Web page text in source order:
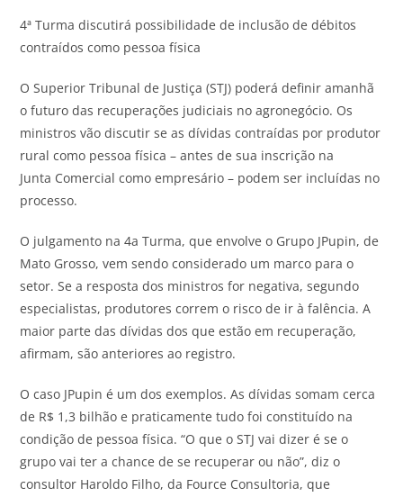
4ª Turma discutirá possibilidade de inclusão de débitos
contraídos como pessoa física
O Superior Tribunal de Justiça (STJ) poderá definir amanhã
o futuro das recuperações judiciais no agronegócio. Os
ministros vão discutir se as dívidas contraídas por produtor
rural como pessoa física – antes de sua inscrição na
Junta Comercial como empresário – podem ser incluídas no
processo.
O julgamento na 4a Turma, que envolve o Grupo JPupin, de
Mato Grosso, vem sendo considerado um marco para o
setor. Se a resposta dos ministros for negativa, segundo
especialistas, produtores correm o risco de ir à falência. A
maior parte das dívidas dos que estão em recuperação,
afirmam, são anteriores ao registro.
O caso JPupin é um dos exemplos. As dívidas somam cerca
de R$ 1,3 bilhão e praticamente tudo foi constituído na
condição de pessoa física. “O que o STJ vai dizer é se o
grupo vai ter a chance de se recuperar ou não”, diz o
consultor Haroldo Filho, da Fource Consultoria, que